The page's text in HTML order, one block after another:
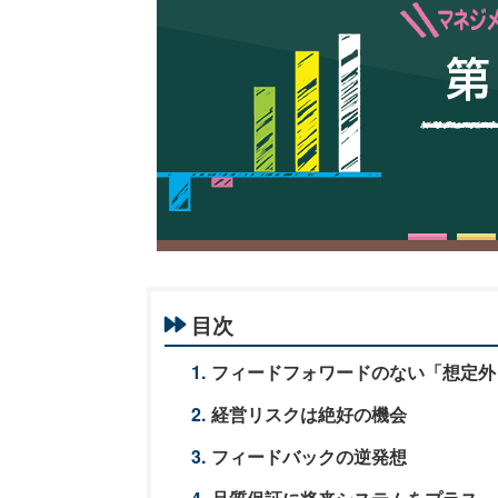
目次
フィードフォワードのない「想定
経営リスクは絶好の機会
フィードバックの逆発想